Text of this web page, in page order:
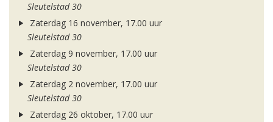
Sleutelstad 30
Zaterdag 16 november, 17.00 uur
Sleutelstad 30
Zaterdag 9 november, 17.00 uur
Sleutelstad 30
Zaterdag 2 november, 17.00 uur
Sleutelstad 30
Zaterdag 26 oktober, 17.00 uur